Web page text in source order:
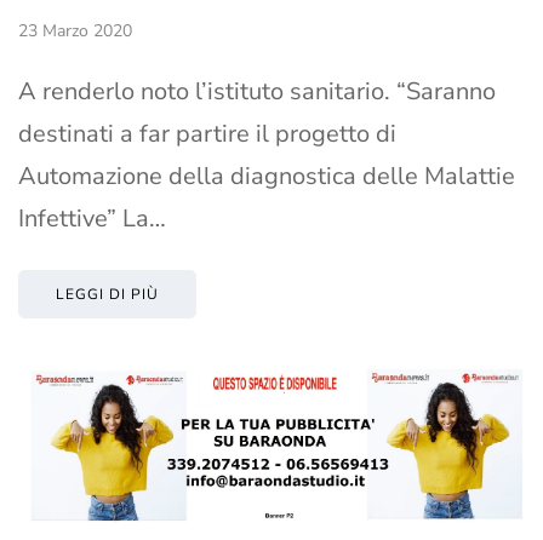
23 Marzo 2020
A renderlo noto l’istituto sanitario. “Saranno
destinati a far partire il progetto di
Automazione della diagnostica delle Malattie
Infettive” La…
LEGGI DI PIÙ